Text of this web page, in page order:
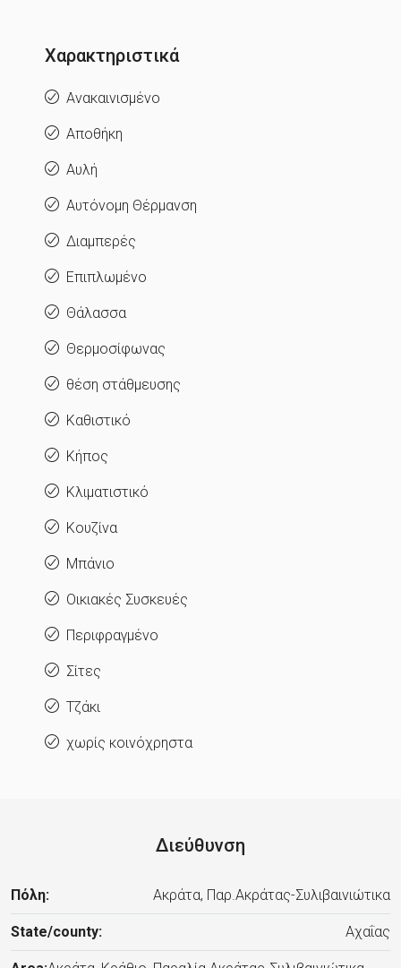
Χαρακτηριστικά
Ανακαινισμένο
Αποθήκη
Αυλή
Αυτόνομη Θέρμανση
Διαμπερές
Επιπλωμένο
Θάλασσα
Θερμοσίφωνας
θέση στάθμευσης
Καθιστικό
Κήπος
Κλιματιστικό
Κουζίνα
Μπάνιο
Οικιακές Συσκευές
Περιφραγμένο
Σίτες
Τζάκι
χωρίς κοινόχρηστα
Διεύθυνση
Πόλη: Ακράτα, Παρ.Ακράτας-Συλιβαινιώτικα
State/county: Αχαΐας